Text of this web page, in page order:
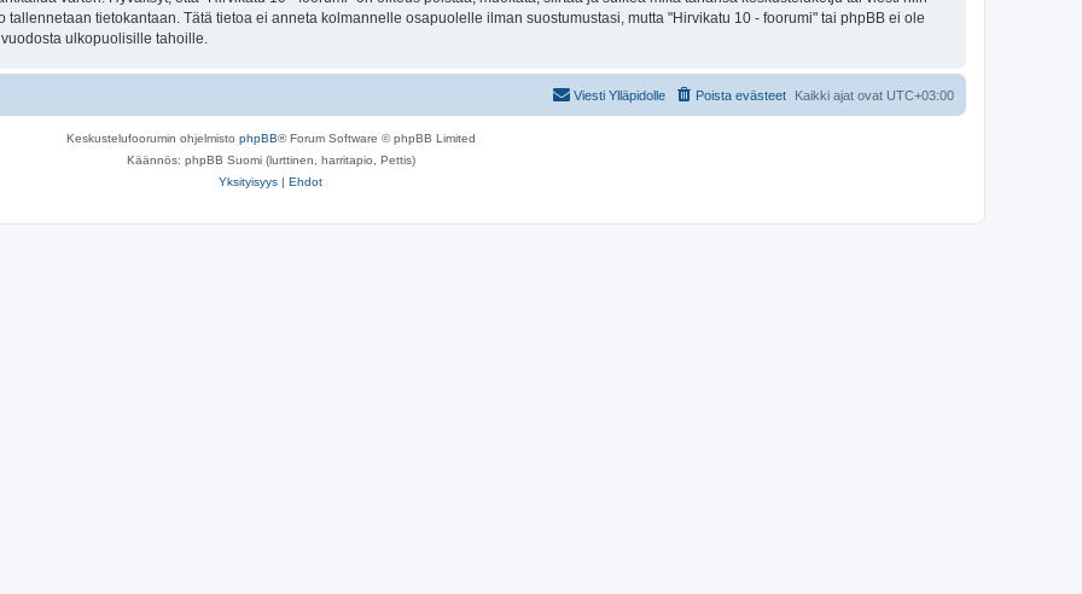
tietokantaan. Tätä tietoa ei anneta kolmannelle osapuolelle ilman suostumustasi, mutta "Hirvikatu 10 - foorumi" tai phpBB ei ole
ulkopuolisille tahoille.
Kaikki ajat ovat UTC+03:00
Poista evästeet
Viesti Ylläpidolle
Keskustelufoorumin ohjelmisto phpBB® Forum Software © phpBB Limited
Käännös: phpBB Suomi (lurttinen, harritapio, Pettis)
Yksityisyys | Ehdot